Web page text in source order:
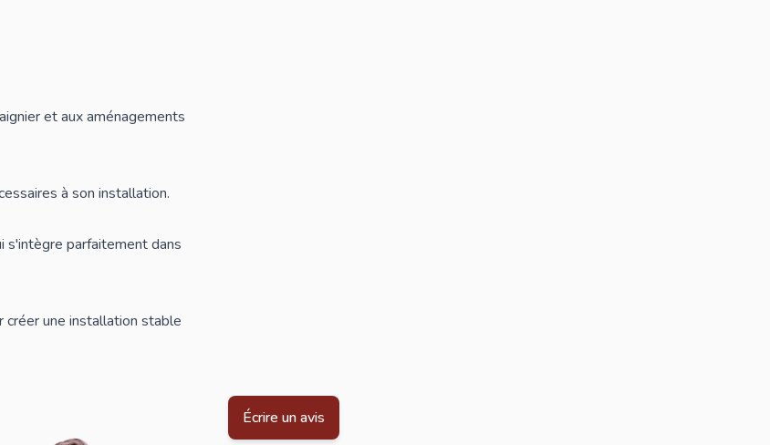
et aux aménagements
à son installation.
s'intègre parfaitement dans
une installation stable
Écrire un avis